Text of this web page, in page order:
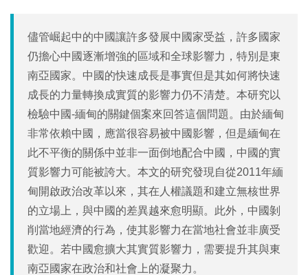
儘管崛起中的中國讓許多發展中國家受益，許多國家
仍擔心中國逐漸增強的區域和全球影響力，特別是東
南亞國家。中國的快速成長是事實但是其如何將快速
成長的力量轉換成實質的影響力仍不清楚。本研究以
檢驗中國-緬甸的關鍵個案來回答這個問題。由於緬甸
非常依賴中國，應當很容易被中國影響，但是緬甸在
此不平衡的關係中並非一面倒地配合中國，中國的實
質影響力可能被誇大。本文的研究發現自從2011年緬
甸開啟政治改革以來，其在人權議題和建立無核世界
的立場上，與中國的差異越來愈明顯。此外，中國剝
削當地經濟的行為，使其影響力在當地社會並非廣受
歡迎。若中國愈擴大其實質影響力，需要提升其與東
南亞國家在政治和社會上的凝聚力。